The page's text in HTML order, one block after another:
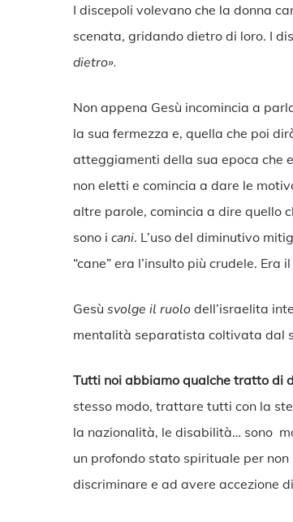
I discepoli volevano che la donna
scenata, gridando dietro di loro. I
dietro».
Non appena Gesù incomincia a
la sua fermezza e, quella che poi
atteggiamenti della sua epoca che
non eletti e comincia a dare le
altre parole, comincia a dire quello
sono i cani. L’uso del diminutivo
“cane” era l’insulto più crudele.
Gesù svolge il ruolo dell’israelita
mentalità separatista coltivata dal
Tutti noi abbiamo qualche tratto di
stesso modo, trattare tutti con la
la nazionalità, le disabilità… sono
un profondo stato spirituale per
discriminare e ad avere accezione